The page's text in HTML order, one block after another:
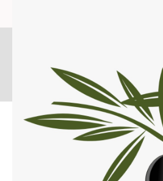
Нажмите на изображение,